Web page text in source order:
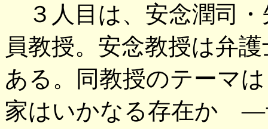
３人目は、安念潤司・
員教授。安念教授は弁
ある。同教授のテーマ
家はいかなる存在か ―